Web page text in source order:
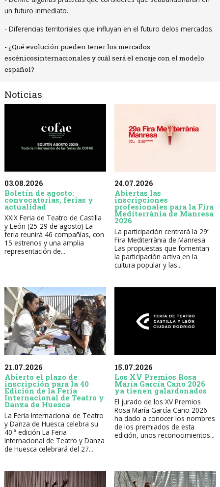
un futuro inmediato.
- Diferencias territoriales que influyan en el futuro delos mercados.
- ¿Qué evolución pueden tener los mercados
escénicosinternacionales y cuál será el encaje con el modelo
español?
Noticias
03.08.2026
Boletín de agosto:
convocatorias, ferias y
actualidad
XXIX Feria de Teatro de Castilla
y León (25-29 de agosto) La
feria reunirá 46 compañías, con
15 estrenos y una amplia
representación de...
24.07.2026
Abiertas las
inscripciones
profesionales para la Fira
Mediterrània de Manresa
2026
La participación centrará la 29ª
Fira Mediterrània de Manresa
Las propuestas que fomentan
la participación activa en la
cultura popular y las...
21.07.2026
Abierto el plazo de
inscripción para la 40
Edición de la Feria
Internacional de Teatro y
Danza de Huesca
La Feria Internacional de Teatro
y Danza de Huesca celebra su
40.ª edición La Feria
Internacional de Teatro y Danza
de Huesca celebrará del 27...
15.07.2026
Los XV Premios Rosa
María García Cano 2026
ya tienen galardonados
El jurado de los XV Premios
Rosa María García Cano 2026
ha dado a conocer los nombres
de los premiados de esta
edición, unos reconocimientos...